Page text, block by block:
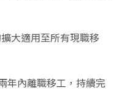
大適用至所有現職移
年內離職移工，持續完